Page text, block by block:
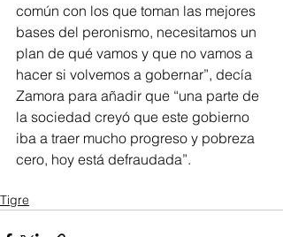
común con los que toman las mejores
bases del peronismo, necesitamos un
plan de qué vamos y que no vamos a
hacer si volvemos a gobernar”, decía
Zamora para añadir que “una parte de
la sociedad creyó que este gobierno
iba a traer mucho progreso y pobreza
cero, hoy está defraudada”.
Tigre